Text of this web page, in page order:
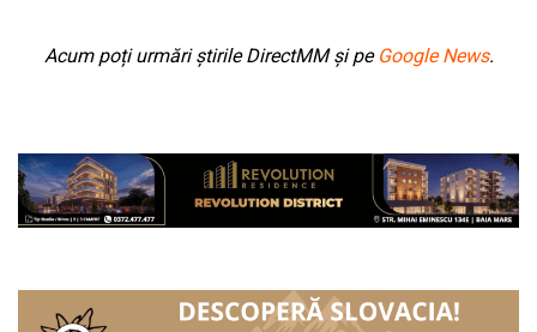
Acum poți urmări știrile DirectMM și pe Google News.